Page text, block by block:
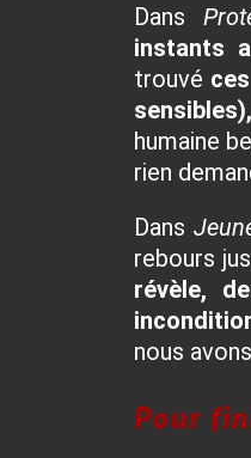
Dans
instants
trouvé
humaine
rien
Dans
rebours
révèle,
nous
Pour